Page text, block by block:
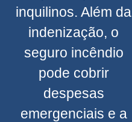
inquilinos. Além da
indenização, o
seguro incêndio
pode cobrir
despesas
emergenciais e a